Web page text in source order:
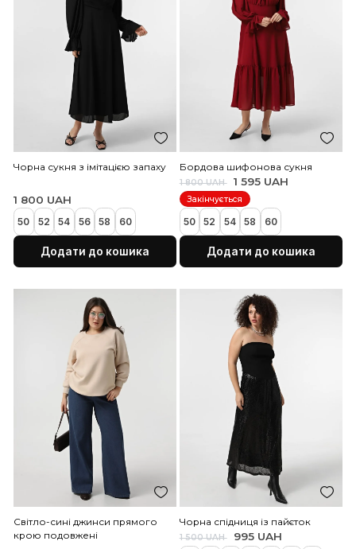
Шифонова сукня з квітковим
принтом
1 800 UAH 1 595 UAH
54 58
Додати до кошика
Чорна шифонова сукня
1 800 UAH 1 595 UAH
52 54 56
Додати до
Чорна сукня з імітацією запаху
1 800 UAH
54 56 58 60
Додати до кошика
Бордова шифонова
1 800 UAH 1 595 UAH
Закінчується
50 52 54 60
Додати до